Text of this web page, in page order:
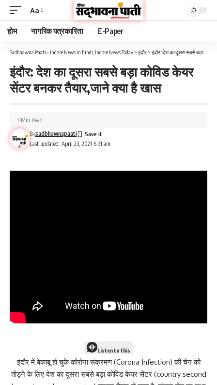
Aa
होम नागरिक पत्रकारिता E-Paper
Sadbhawna Paati - Indore News in hindi, Indore News Today > इंदौर > इंदौर: देश का दूसरा सबसे बड़ा कोविड केयर सेंटर बनकर तैयार,जाने क्या है खास
इंदौर: देश का दूसरा सबसे बड़ा कोविड केयर
सेंटर बनकर तैयार,जाने क्या है खास
Last updated: April 23, 2021 6:31 am
Bysadbhawnapaati
3 Min Read
Listen to this
इंदौर में बेकाबू हो चुके कोरोना संक्रमण (Corona Infection) की चेन को
तोड़ने के लिए देश का दूसरा सबसे बड़ा कोविड केयर सेंटर (country second